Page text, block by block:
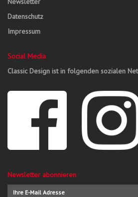
Datenschutz
Impressum
Social Media
Classic Design ist in folgenden sozialen
Newsletter abonnieren